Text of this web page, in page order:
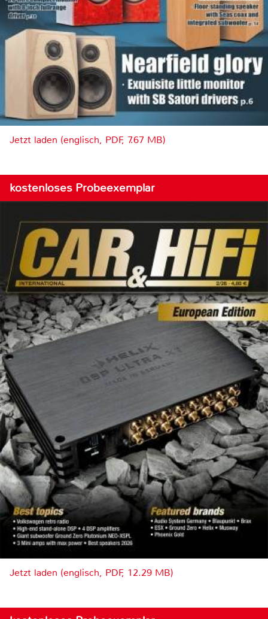
Jetzt laden (englisch, PDF, 7.67 MB)
kostenloses Probeexemplar
Jetzt laden (englisch, PDF, 12.29 MB)